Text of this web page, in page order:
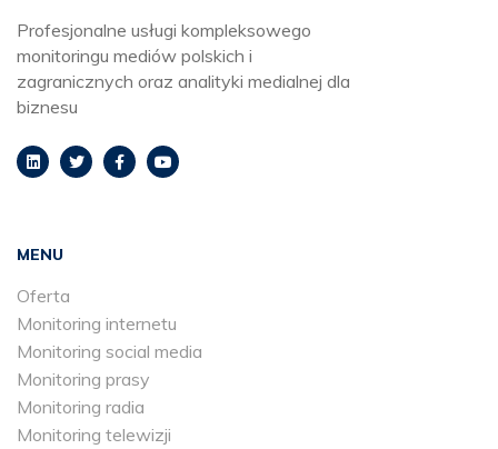
Profesjonalne usługi kompleksowego
monitoringu mediów polskich i
zagranicznych oraz analityki medialnej dla
biznesu
MENU
Oferta
Monitoring internetu
Monitoring social media
Monitoring prasy
Monitoring radia
Monitoring telewizji